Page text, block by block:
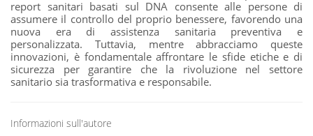
report sanitari basati sul DNA consente alle persone di
assumere il controllo del proprio benessere, favorendo una
nuova era di assistenza sanitaria preventiva e
personalizzata. Tuttavia, mentre abbracciamo queste
innovazioni, è fondamentale affrontare le sfide etiche e di
sicurezza per garantire che la rivoluzione nel settore
sanitario sia trasformativa e responsabile.
Informazioni sull'autore